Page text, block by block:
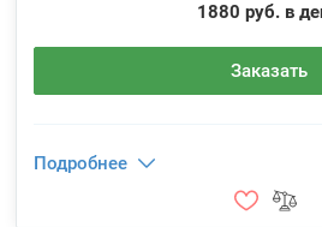
1880 руб. в
Заказать
Подробнее